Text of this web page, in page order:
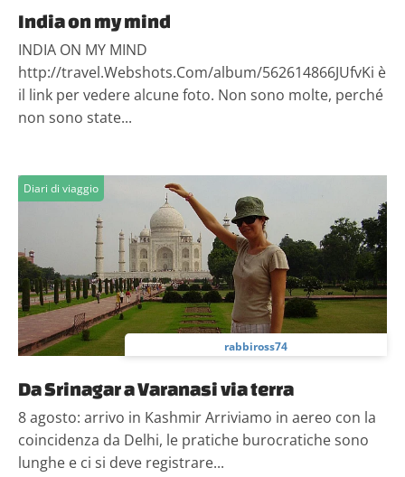
India on my mind
INDIA ON MY MIND
http://travel.Webshots.Com/album/562614866JUfvKi è
il link per vedere alcune foto. Non sono molte, perché
non sono state...
Diari di viaggio
rabbiross74
Da Srinagar a Varanasi via terra
8 agosto: arrivo in Kashmir Arriviamo in aereo con la
coincidenza da Delhi, le pratiche burocratiche sono
lunghe e ci si deve registrare...